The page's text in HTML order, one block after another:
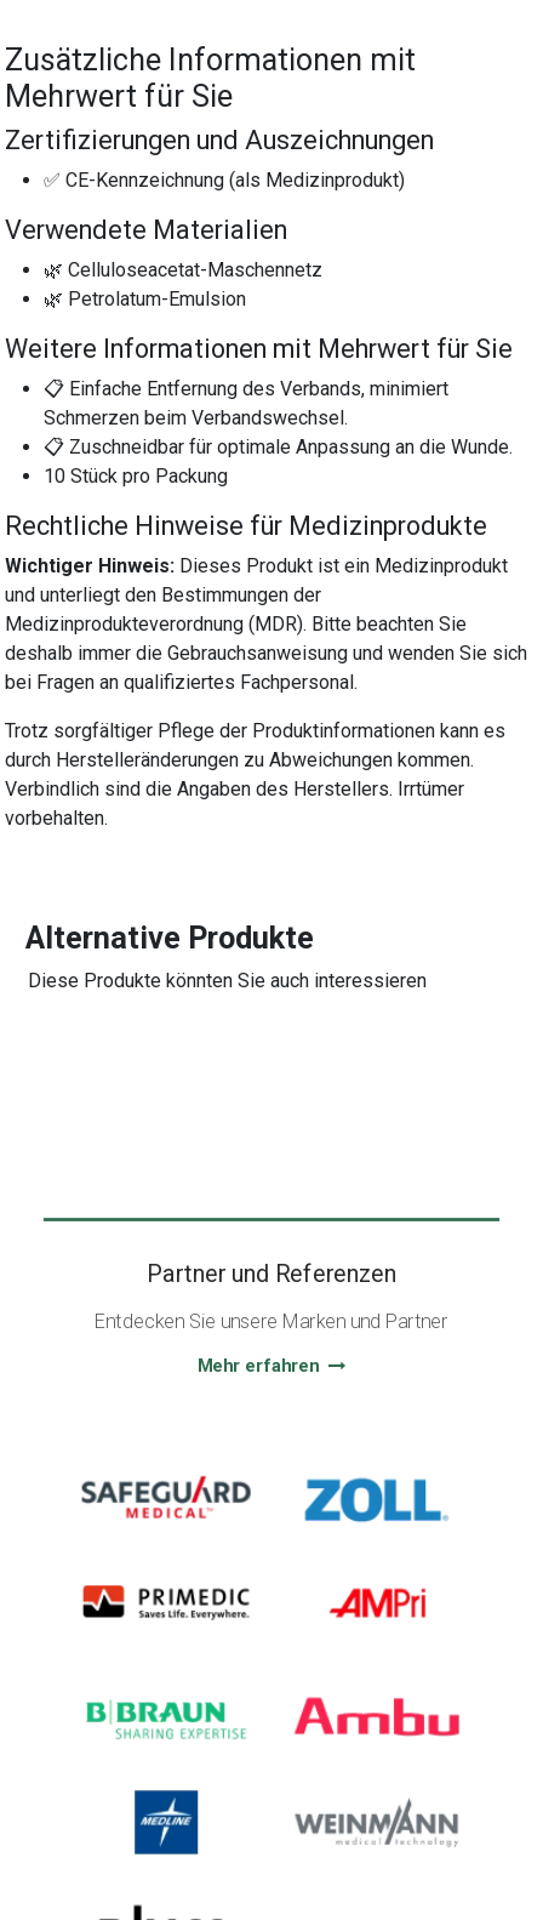
Zusätzliche Informationen mit
Mehrwert für Sie
Zertifizierungen und Auszeichnungen
✅ CE-Kennzeichnung (als Medizinprodukt)
Verwendete Materialien
🌿 Celluloseacetat-Maschennetz
🌿 Petrolatum-Emulsion
Weitere Informationen mit Mehrwert für Sie
📋 Einfache Entfernung des Verbands, minimiert
Schmerzen beim Verbandswechsel.
📋 Zuschneidbar für optimale Anpassung an die Wunde.
10 Stück pro Packung
Rechtliche Hinweise für Medizinprodukte
Wichtiger Hinweis: Dieses Produkt ist ein Medizinprodukt
und unterliegt den Bestimmungen der
Medizinprodukteverordnung (MDR). Bitte beachten Sie
deshalb immer die Gebrauchsanweisung und wenden Sie sich
bei Fragen an qualifiziertes Fachpersonal.
Trotz sorgfältiger Pflege der Produktinformationen kann es
durch Herstelleränderungen zu Abweichungen kommen.
Verbindlich sind die Angaben des Herstellers. Irrtümer
vorbehalten.
Alternative Produkte
Diese Produkte könnten Sie auch interessieren
Partner und Referenzen
Entdecken Sie unsere Marken und Partner
Mehr erfahren